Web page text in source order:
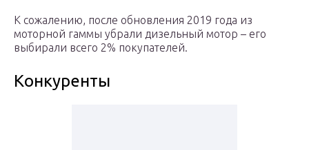
К сожалению, после обновления 2019 года из
моторной гаммы убрали дизельный мотор – его
выбирали всего 2% покупателей.
Конкуренты